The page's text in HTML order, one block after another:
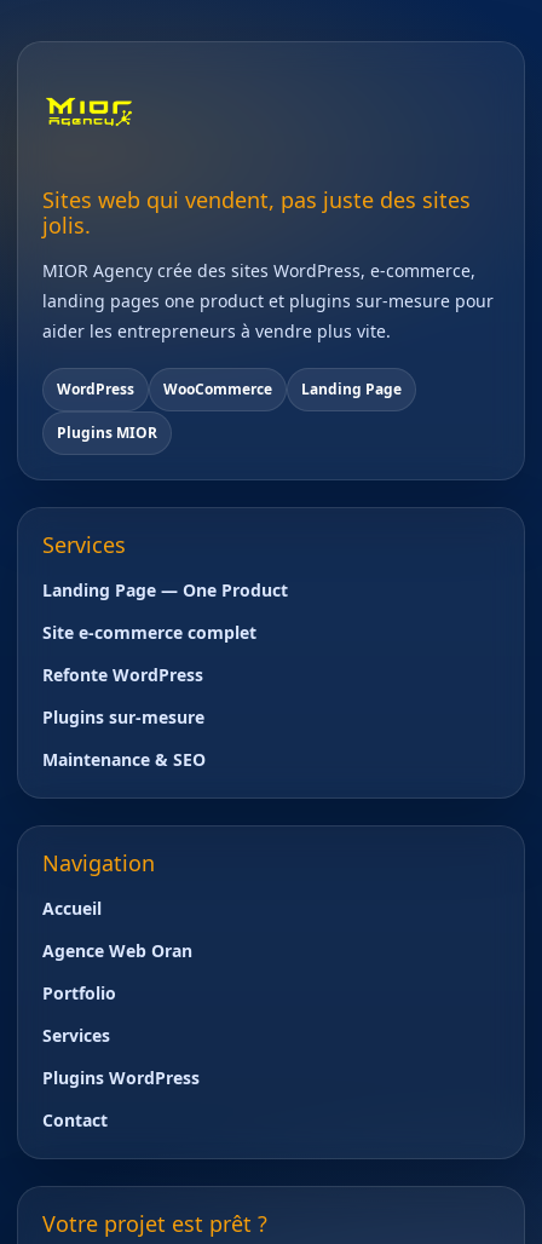
Sites web qui vendent, pas juste des sites
jolis.
MIOR Agency crée des sites WordPress, e-commerce,
landing pages one product et plugins sur-mesure pour
aider les entrepreneurs à vendre plus vite.
WordPress WooCommerce Landing Page
Plugins MIOR
Services
Landing Page — One Product
Site e-commerce complet
Refonte WordPress
Plugins sur-mesure
Maintenance & SEO
Navigation
Accueil
Agence Web Oran
Portfolio
Services
Plugins WordPress
Contact
Votre projet est prêt ?